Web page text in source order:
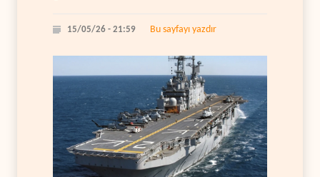
15/05/26 - 21:59 Bu sayfayı yazdır